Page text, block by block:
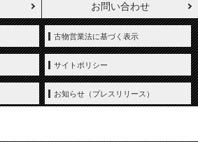
お問い合わせ
古物営業法に基づく表示
サイトポリシー
お知らせ（プレスリリース）